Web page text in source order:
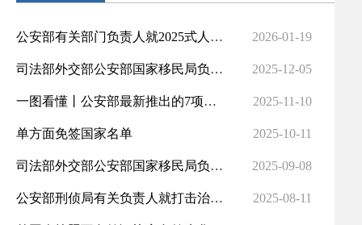
公安部有关部门负责人就2025式人民警察制式服装列装答记者问 2026-01-19
司法部外交部公安部国家移民局负责人就《国务院关于修改〈中华人民共和国外国人入境出境管理条例〉的决定... 2025-12-05
一图看懂丨公安部最新推出的7项公安交管"高效办成一件事"改革措施都有啥？ 2025-11-10
单方面免签国家名单 2025-10-11
司法部外交部公安部国家移民局负责人就《国务院关于修改〈中华人民共和国外国人入境出境管理条例〉的决定... 2025-09-08
公安部刑侦局有关负责人就打击治理"两卡"违法犯罪情况答记者问 准确区分帮信罪和诈骗罪共犯 2025-08-11